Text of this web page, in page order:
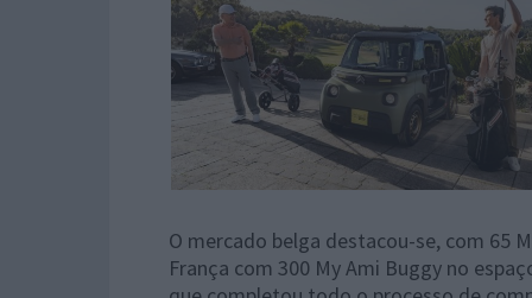
©Maison Vignaux@Continentalproductions
O mercado belga destacou-se, com 65
França com 300 My Ami Buggy no